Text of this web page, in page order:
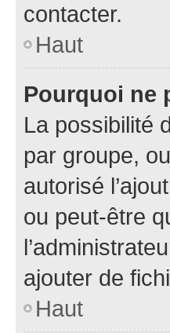
contacter.
Haut
Pourquoi ne
La possibilité
par groupe,
autorisé
ou peut-être
ajouter de
Haut